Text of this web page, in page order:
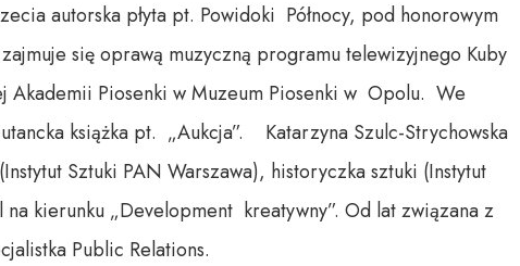
autorska płyta pt. Powidoki Północy, pod honorowym
się oprawą muzyczną programu telewizyjnego Kuby
Piosenki w Muzeum Piosenki w Opolu. We
książka pt. „Aukcja”. Katarzyna Szulc-Strychowska
Sztuki PAN Warszawa), historyczka sztuki (Instytut
kierunku „Development kreatywny”. Od lat związana z
Public Relations.